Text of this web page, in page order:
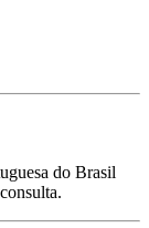
do Brasil